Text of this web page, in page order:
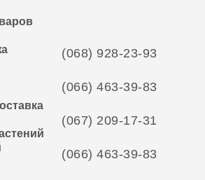
(068) 928-23-93
(066) 463-39-83
(067) 209-17-31
(066) 463-39-83